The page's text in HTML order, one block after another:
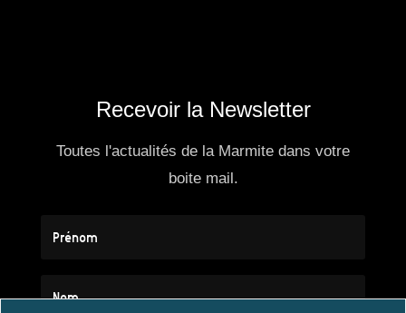
Recevoir la Newsletter
Toutes l'actualités de la Marmite dans votre
boite mail.